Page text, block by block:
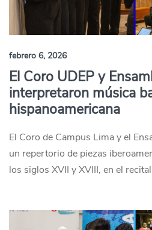
febrero 6, 2026
El Coro UDEP y
interpretaron música
hispanoamericana
El Coro de Campus Lima y el
un repertorio de piezas
los siglos XVII y XVIII, en el